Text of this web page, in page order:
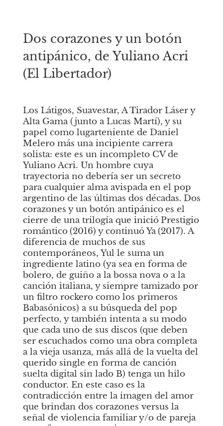
Dos corazones y un botón
antipánico, de Yuliano Acri
(El Libertador)
Los Látigos, Suavestar, A Tirador Láser y
Alta Gama (junto a Lucas Martí), y su
papel como lugarteniente de Daniel
Melero más una incipiente carrera
solista: este es un incompleto CV de
Yuliano Acri. Un hombre cuya
trayectoria no debería ser un secreto
para cualquier alma avispada en el pop
argentino de las últimas dos décadas. Dos
corazones y un botón antipánico es el
cierre de una trilogía que inició Prestigio
romántico (2016) y continuó Ya (2017). A
diferencia de muchos de sus
contemporáneos, Yul le suma un
ingrediente latino (ya sea en forma de
bolero, de guiño a la bossa nova o a la
canción italiana, y siempre tamizado por
un filtro rockero como los primeros
Babasónicos) a su búsqueda del pop
perfecto, y también intenta a su modo
que cada uno de sus discos (que deben
ser escuchados como una obra completa
a la vieja usanza, más allá de la vuelta del
querido single en forma de canción
suelta digital sin lado B) tenga un hilo
conductor. En este caso es la
contradicción entre la imagen del amor
que brindan dos corazones versus la
señal de violencia familiar y/o de pareja